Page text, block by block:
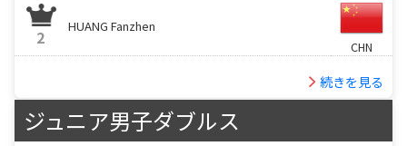
2
HUANG Fanzhen
CHN
続きを見る
ジュニア男子ダブルス